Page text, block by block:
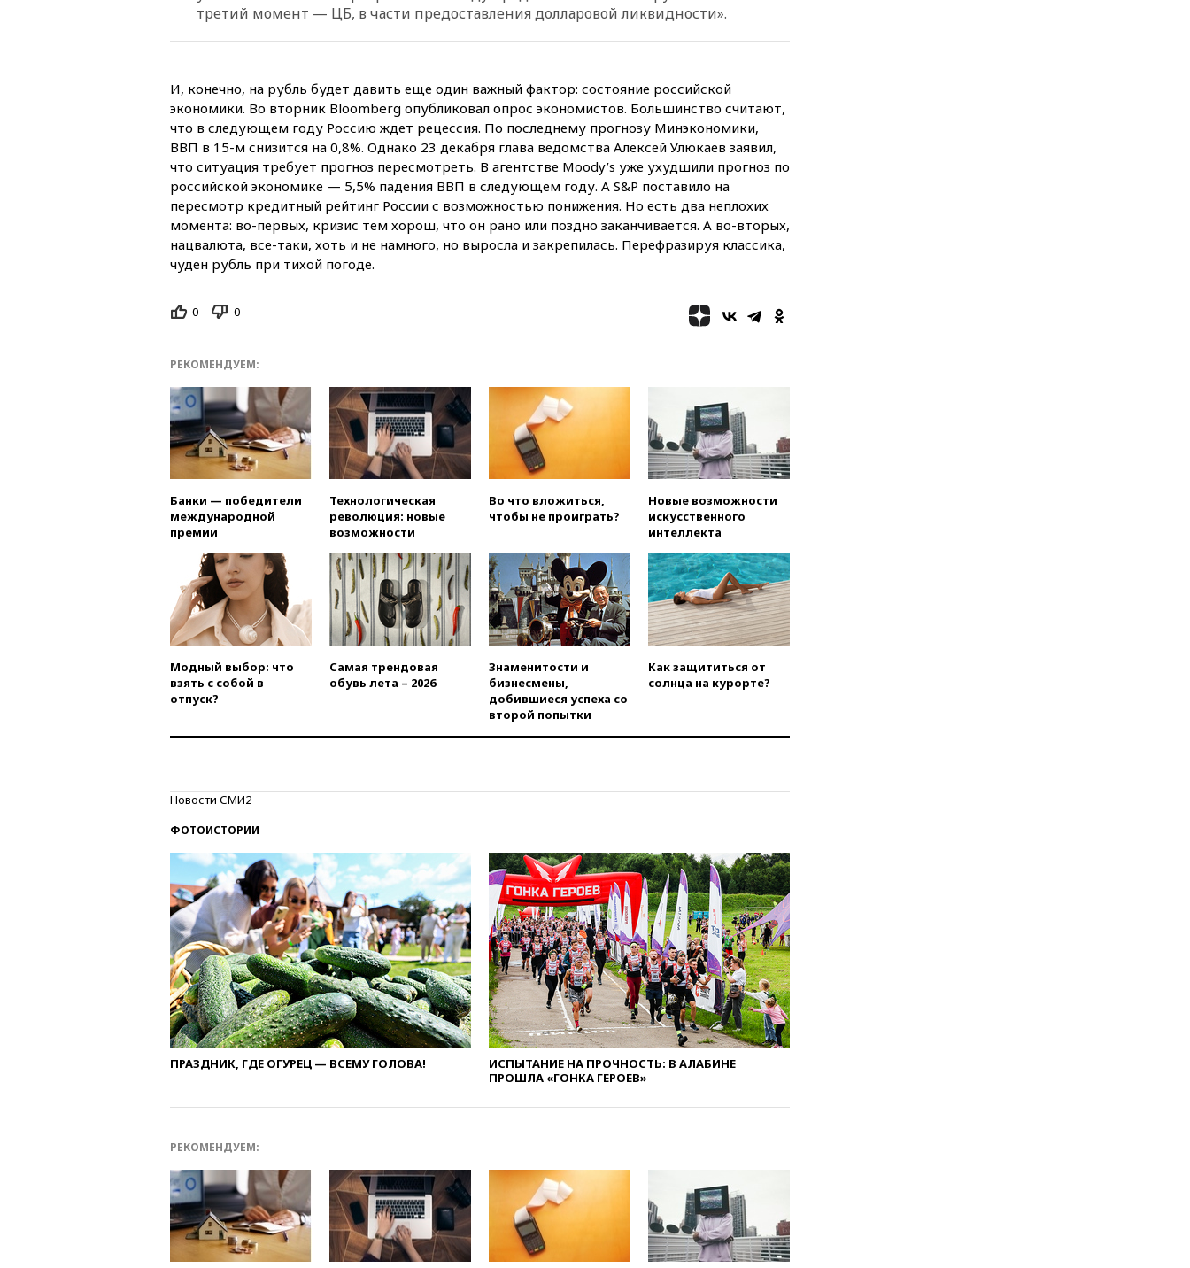
главы «Уралдронзавода»
снова отключилось
электричество
вчера, 20:00Зеленский связал
дефицит ракет с попыткой
Запада принудить Киев к
уступкам
вчера, 19:45Памфилова: ЦИК
примет беспрецедентные
меры безопасности во время
сообщила об омоложении
партийных списков на выборах
бюллетене
вчера, 19:15
Путин обсудил с
Памфиловой подготовку к
единому дню голосования
вчера, 18:56Wildberries
отрицает перенос основной
логистики за пределы России
вчера, 18:45Крупнейший
склад маркетплейса Rozetka
сгорел под Киевом
вчера, 18:35Джаред Лето
лишился роли в фильме
Барри Левинсона на фоне
обвинений в насилии
вчера, 18:28 Выборы ректора
ГИТИСа перенесены на «после
вчера, 17:58ЕС отменил
вчера, 17:45Шуваев сообщил
об учащении атак ВСУ на
Белгородскую область
вчера, 17:35 Шуваев за два с
половиной месяца посетил
все округа Белгородской
области
вчера, 17:25Путин встретился
с врио губернатора
Белгородской области
Шуваевым
вчера, 17:20
справился с возросшими
введен план «Ковер»
вчера, 16:55
При атаке дрона
ВСУ на больницу в Донецке
погибла женщина
вчера, 16:45Франция уже три
третий момент — ЦБ, в части предоставления долларовой ликвидности».
И, конечно, на рубль будет давить еще один важный фактор: состояние российской
экономики. Во вторник Bloomberg опубликовал опрос экономистов. Большинство считают,
что в следующем году Россию ждет рецессия. По последнему прогнозу Минэкономики,
ВВП в 15-м снизится на 0,8%. Однако 23 декабря глава ведомства Алексей Улюкаев заявил,
что ситуация требует прогноз пересмотреть. В агентстве Moody’s уже ухудшили прогноз по
российской экономике — 5,5% падения ВВП в следующем году. А S&P поставило на
пересмотр кредитный рейтинг России с возможностью понижения. Но есть два неплохих
момента: во-первых, кризис тем хорош, что он рано или поздно заканчивается. А во-вторых,
нацвалюта, все-таки, хоть и не намного, но выросла и закрепилась. Перефразируя классика,
чуден рубль при тихой погоде.
0 0
РЕКОМЕНДУЕМ:
Банки — победители
международной
премии
Технологическая
революция: новые
возможности
Во что вложиться,
чтобы не проиграть?
Новые возможности
искусственного
интеллекта
Модный выбор: что
взять с собой в
отпуск?
Самая трендовая
обувь лета – 2026
Знаменитости и
бизнесмены,
добившиеся успеха со
второй попытки
Как защититься от
солнца на курорте?
Новости СМИ2
ФОТОИСТОРИИ
ПРАЗДНИК, ГДЕ ОГУРЕЦ — ВСЕМУ ГОЛОВА!
ИСПЫТАНИЕ НА ПРОЧНОСТЬ: В АЛАБИНЕ
ПРОШЛА «ГОНКА ГЕРОЕВ»
РЕКОМЕНДУЕМ: